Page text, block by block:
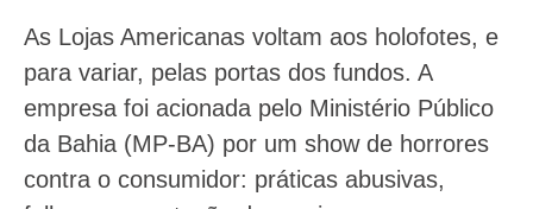
As Lojas Americanas voltam aos holofotes, e
para variar, pelas portas dos fundos. A
empresa foi acionada pelo Ministério Público
da Bahia (MP-BA) por um show de horrores
contra o consumidor: práticas abusivas,